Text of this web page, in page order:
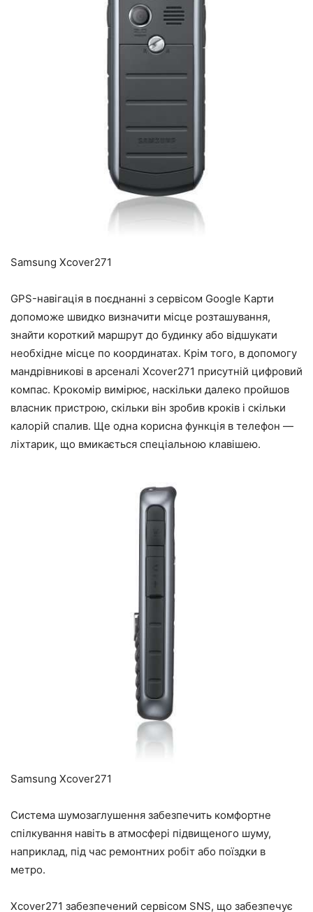
Samsung Xcover271
GPS-навігація в поєднанні з сервісом Google Карти
допоможе швидко визначити місце розташування,
знайти короткий маршрут до будинку або відшукати
необхідне місце по координатах. Крім того, в допомогу
мандрівникові в арсеналі Xcover271 присутній цифровий
компас. Крокомір вимірює, наскільки далеко пройшов
власник пристрою, скільки він зробив кроків і скільки
калорій спалив. Ще одна корисна функція в телефон —
ліхтарик, що вмикається спеціальною клавішею.
Samsung Xcover271
Система шумозаглушення забезпечить комфортне
спілкування навіть в атмосфері підвищеного шуму,
наприклад, під час ремонтних робіт або поїздки в
метро.
Xcover271 забезпечений сервісом SNS, що забезпечує